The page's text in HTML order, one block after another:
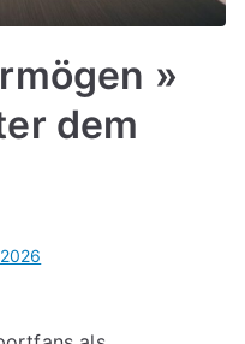
»
dem